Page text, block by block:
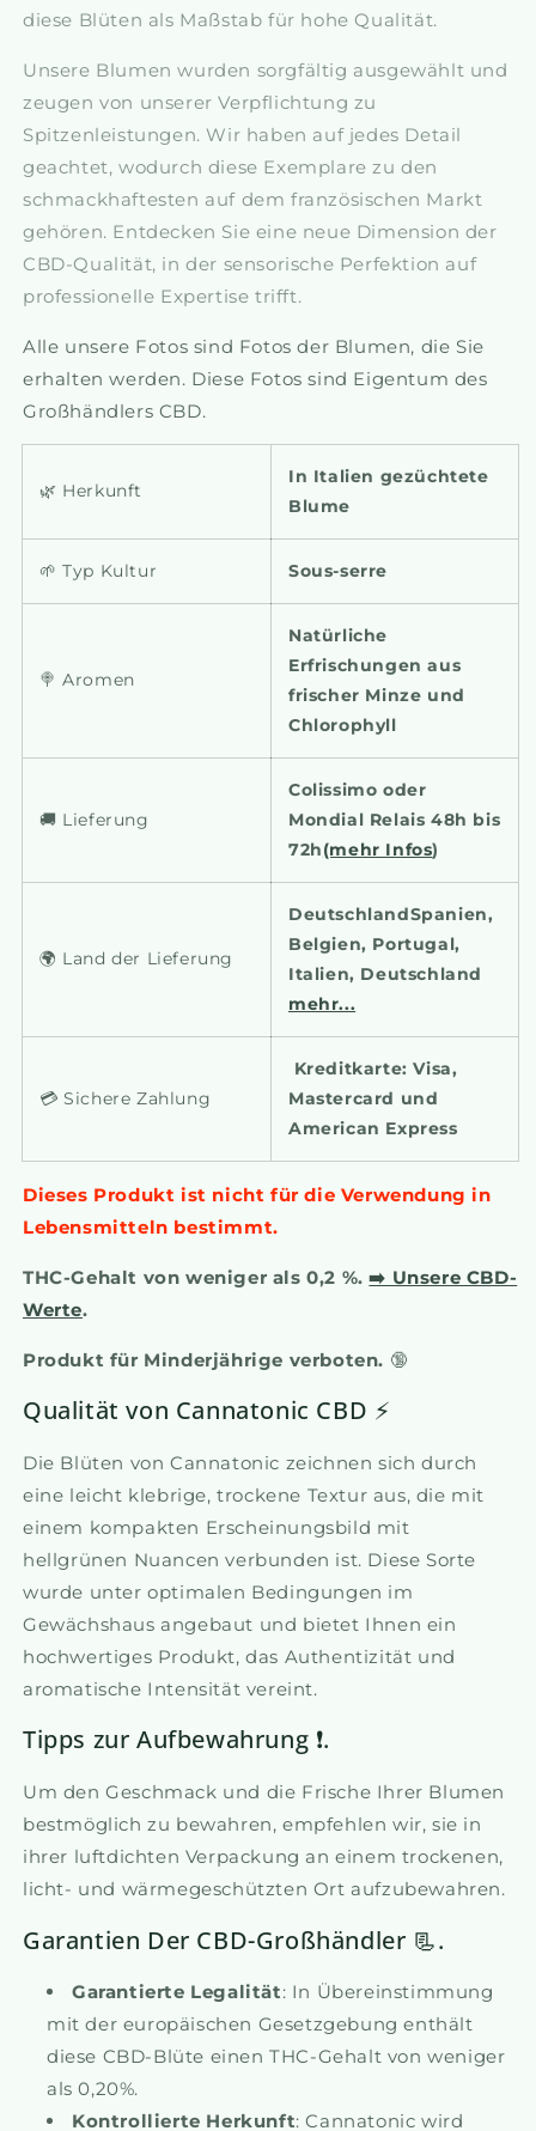
diese Blüten als Maßstab für hohe Qualität.
Unsere Blumen wurden sorgfältig ausgewählt und
zeugen von unserer Verpflichtung zu
Spitzenleistungen. Wir haben auf jedes Detail
geachtet, wodurch diese Exemplare zu den
schmackhaftesten auf dem französischen Markt
gehören. Entdecken Sie eine neue Dimension der
CBD-Qualität, in der sensorische Perfektion auf
professionelle Expertise trifft.
Alle unsere Fotos sind Fotos der Blumen, die Sie
erhalten werden. Diese Fotos sind Eigentum des
Großhändlers CBD.
🌿 Herkunft
In Italien gezüchtete
Blume
🌱 Typ Kultur Sous-serre
🍭 Aromen
Natürliche
Erfrischungen aus
frischer Minze und
Chlorophyll
🚚 Lieferung
Colissimo oder
Mondial Relais 48h bis
72h(mehr Infos)
🌍 Land der Lieferung
DeutschlandSpanien,
Belgien, Portugal,
Italien, Deutschland
mehr...
💳 Sichere Zahlung
Kreditkarte: Visa,
Mastercard und
American Express
Dieses Produkt ist nicht für die Verwendung in
Lebensmitteln bestimmt.
THC-Gehalt von weniger als 0,2 %.➡️ Unsere CBD-
Werte.
Produkt für Minderjährige verboten. 🔞
Qualität von Cannatonic CBD ⚡️
Die Blüten von Cannatonic zeichnen sich durch
eine leicht klebrige, trockene Textur aus, die mit
einem kompakten Erscheinungsbild mit
hellgrünen Nuancen verbunden ist. Diese Sorte
wurde unter optimalen Bedingungen im
Gewächshaus angebaut und bietet Ihnen ein
hochwertiges Produkt, das Authentizität und
aromatische Intensität vereint.
Tipps zur Aufbewahrung ❗.
Um den Geschmack und die Frische Ihrer Blumen
bestmöglich zu bewahren, empfehlen wir, sie in
ihrer luftdichten Verpackung an einem trockenen,
licht- und wärmegeschützten Ort aufzubewahren.
Garantien Der CBD-Großhändler 📃.
Garantierte Legalität: In Übereinstimmung
mit der europäischen Gesetzgebung enthält
diese CBD-Blüte einen THC-Gehalt von weniger
als 0,20%.
Kontrollierte Herkunft: Cannatonic wird